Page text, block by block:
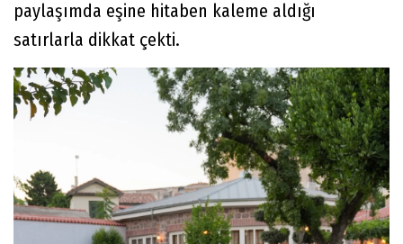
paylaşımda eşine hitaben kaleme aldığı
satırlarla dikkat çekti.